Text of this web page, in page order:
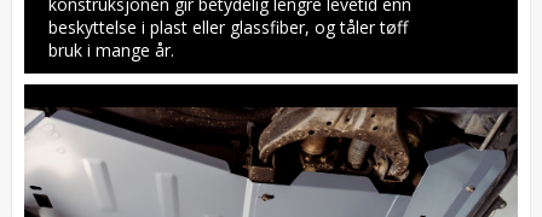
beskyttelse i plast eller glassfiber, og tåler tøff
bruk i mange år.